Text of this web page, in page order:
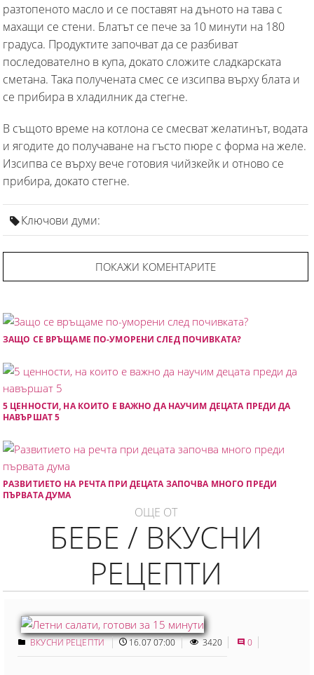
разтопеното масло и се поставят на дъното на тава с
махащи се стени. Блатът се пече за 10 минути на 180
градуса. Продуктите започват да се разбиват
последователно в купа, докато сложите сладкарската
сметана. Така получената смес се изсипва върху блата и
се прибира в хладилник да стегне.
В същото време на котлона се смесват желатинът, водата
и ягодите до получаване на гъсто пюре с форма на желе.
Изсипва се върху вече готовия чийзкейк и отново се
прибира, докато стегне.
Ключови думи:
ПОКАЖИ КОМЕНТАРИТЕ
ЗАЩО СЕ ВРЪЩАМЕ ПО-УМОРЕНИ СЛЕД ПОЧИВКАТА?
5 ЦЕННОСТИ, НА КОИТО Е ВАЖНО ДА НАУЧИМ ДЕЦАТА ПРЕДИ ДА
НАВЪРШАТ 5
РАЗВИТИЕТО НА РЕЧТА ПРИ ДЕЦАТА ЗАПОЧВА МНОГО ПРЕДИ
ПЪРВАТА ДУМА
ОЩЕ ОТ
БЕБЕ / ВКУСНИ
РЕЦЕПТИ
ВКУСНИ РЕЦЕПТИ 16.07 07:00 3420 0